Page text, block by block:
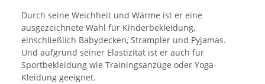
Durch seine Weichheit und Wärme ist er eine
ausgezeichnete Wahl für Kinderbekleidung,
einschließlich Babydecken, Strampler und Pyjamas.
Und aufgrund seiner Elastizität ist er auch für
Sportbekleidung wie Trainingsanzüge oder Yoga-
Kleidung geeignet.